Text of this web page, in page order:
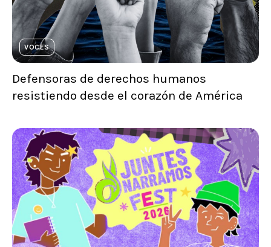
VOCES
Defensoras de derechos humanos
resistiendo desde el corazón de América